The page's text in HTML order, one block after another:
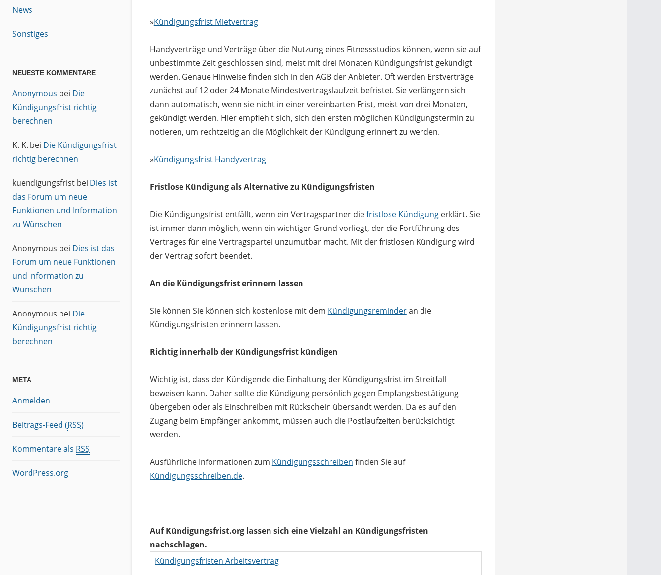
»Kündigungsfrist Mietvertrag
Handyverträge und Verträge über die Nutzung eines Fitnessstudios können, wenn sie auf
unbestimmte Zeit geschlossen sind, meist mit drei Monaten Kündigungsfrist gekündigt
werden. Genaue Hinweise finden sich in den AGB der Anbieter. Oft werden Erstverträge
zunächst auf 12 oder 24 Monate Mindestvertragslaufzeit befristet. Sie verlängern sich
dann automatisch, wenn sie nicht in einer vereinbarten Frist, meist von drei Monaten,
gekündigt werden. Hier empfiehlt sich, sich den ersten möglichen Kündigungstermin zu
notieren, um rechtzeitig an die Möglichkeit der Kündigung erinnert zu werden.
»Kündigungsfrist Handyvertrag
Fristlose Kündigung als Alternative zu Kündigungsfristen
Die Kündigungsfrist entfällt, wenn ein Vertragspartner diefristlose Kündigungerklärt. Sie
ist immer dann möglich, wenn ein wichtiger Grund vorliegt, der die Fortführung des
Vertrages für eine Vertragspartei unzumutbar macht. Mit der fristlosen Kündigung wird
der Vertrag sofort beendet.
An die Kündigungsfrist erinnern lassen
Sie können Sie können sich kostenlose mit dem Kündigungsreminderan die
Kündigungsfristen erinnern lassen.
Richtig innerhalb der Kündigungsfrist kündigen
Wichtig ist, dass der Kündigende die Einhaltung der Kündigungsfrist im Streitfall
beweisen kann. Daher sollte die Kündigung persönlich gegen Empfangsbestätigung
übergeben oder als Einschreiben mit Rückschein übersandt werden. Da es auf den
Zugang beim Empfänger ankommt, müssen auch die Postlaufzeiten berücksichtigt
werden.
Ausführliche Informationen zum Kündigungsschreiben finden Sie auf
Kündigungsschreiben.de.
Auf Kündigungsfrist.org lassen sich eine Vielzahl an Kündigungsfristen
nachschlagen.
Kündigungsfristen Arbeitsvertrag
News
Sonstiges
NEUESTE KOMMENTARE
Anonymous bei Die
Kündigungsfrist richtig
berechnen
K. K. bei Die Kündigungsfrist
richtig berechnen
kuendigungsfrist bei Dies ist
das Forum um neue
Funktionen und Information
zu Wünschen
Anonymous bei Dies ist das
Forum um neue Funktionen
und Information zu
Wünschen
Anonymous bei Die
Kündigungsfrist richtig
berechnen
META
Anmelden
Beitrags-Feed (RSS)
Kommentare als RSS
WordPress.org